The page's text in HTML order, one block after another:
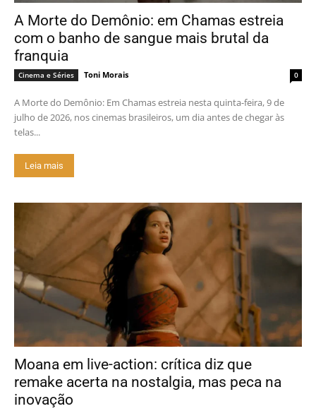
A Morte do Demônio: em Chamas estreia
com o banho de sangue mais brutal da
franquia
Cinema e Séries Toni Morais 0
A Morte do Demônio: Em Chamas estreia nesta quinta-feira, 9 de
julho de 2026, nos cinemas brasileiros, um dia antes de chegar às
telas...
Leia mais
Moana em live-action: crítica diz que
remake acerta na nostalgia, mas peca na
inovação